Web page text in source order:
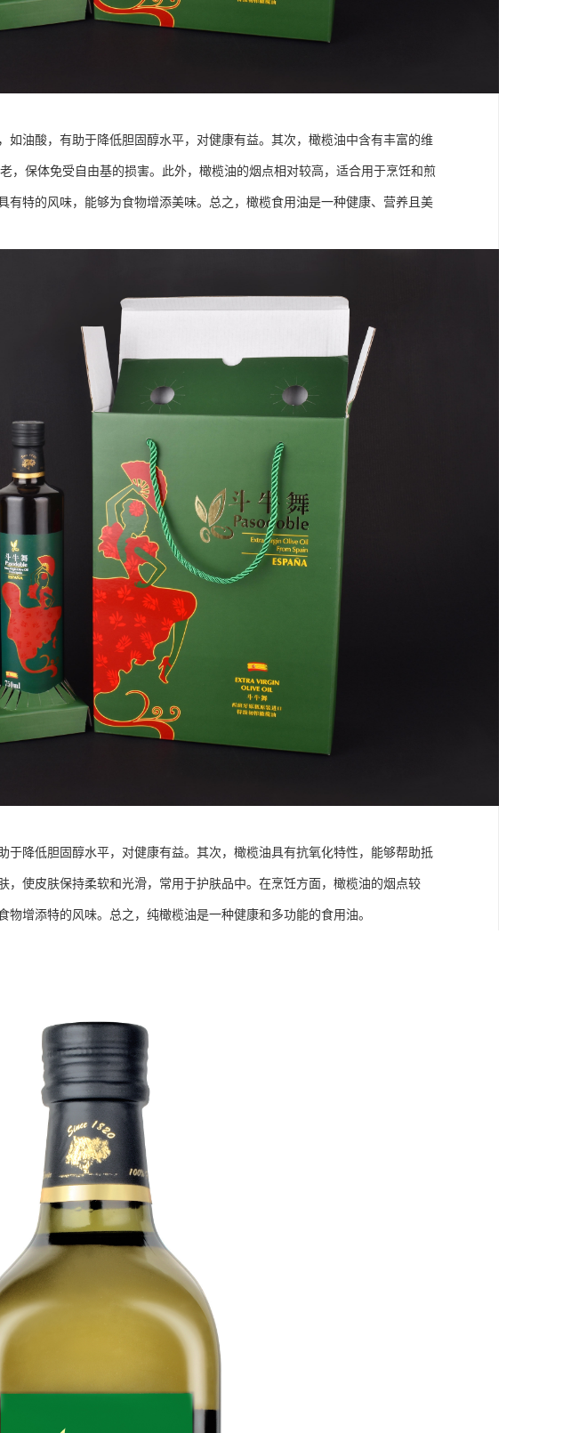
如油酸，有助于降低胆固醇水平，对健康有益。其次，橄榄油中含有丰富的维
，保体免受自由基的损害。此外，橄榄油的烟点相对较高，适合用于烹饪和煎
有特的风味，能够为食物增添美味。总之，橄榄食用油是一种健康、营养且美
于降低胆固醇水平，对健康有益。其次，橄榄油具有抗氧化特性，能够帮助抵
，使皮肤保持柔软和光滑，常用于护肤品中。在烹饪方面，橄榄油的烟点较
增添特的风味。总之，纯橄榄油是一种健康和多功能的食用油。